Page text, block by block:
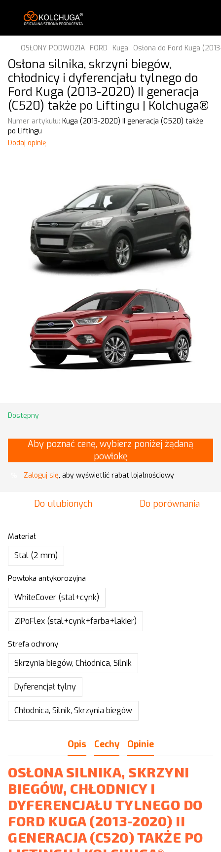
OSŁONY PODWOZIA FORD Kuga Osłona do Ford Kuga
Osłona silnika, skrzyni biegów,
chłodnicy i dyferencjału tylnego do
Ford Kuga (2013-2020) II generacja
(C520) także po Liftingu | Kolchuga®
Numer artykułu: Kuga (2013-2020) II generacja (С520) także
po Liftingu
Dodaj opinię
Dostępny
Aby poznać cenę, wybierz poniżej żądaną
powłokę
Zaloguj się, aby wyświetlić rabat lojalnościowy
Do ulubionych Do porównania
Materiał
Stal (2 mm)
Powłoka antykorozyjna
WhiteCover (stal+cynk)
ZiPoFlex (stal+cynk+farba+lakier)
Strefa ochrony
Skrzynia biegów, Chłodnica, Silnik
Dyferencjał tylny
Chłodnica, Silnik, Skrzynia biegów
Opis Cechy Opinie
OSŁONA SILNIKA, SKRZYNI
BIEGÓW, CHŁODNICY I
DYFERENCJAŁU TYLNEGO DO
FORD KUGA (2013-2020) II
GENERACJA (C520) TAKŻE PO